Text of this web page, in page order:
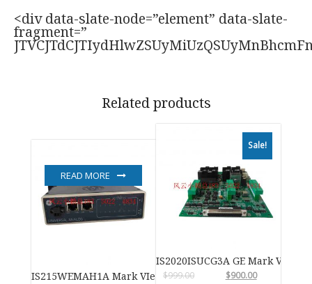
<div data-slate-node=”element” data-slate-
fragment=”
Related products
IS215WEMAH1A Mark VIe 风力涡轮机控制系统
READ MORE
Sale!
IS2020ISUCG3A GE Mark VIe
$999.00 $900.00